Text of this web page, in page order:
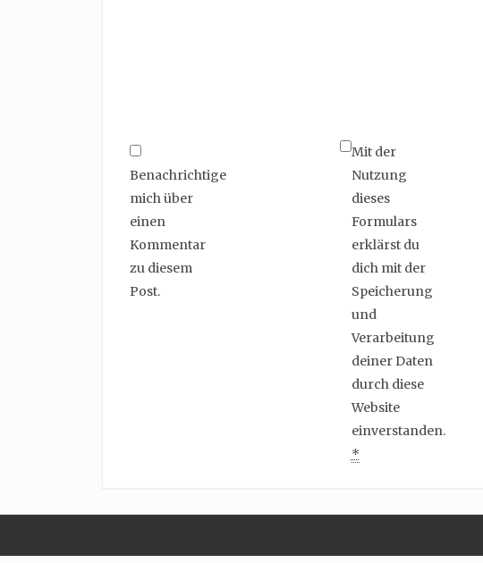
Benachrichtige
mich über
einen
Kommentar
zu diesem
Post.
Mit der
Nutzung
dieses
Formulars
erklärst du
dich mit der
Speicherung
und
Verarbeitung
deiner Daten
durch diese
Website
einverstanden.
*